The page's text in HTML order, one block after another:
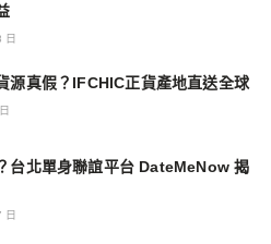
日
源真假？IFCHIC正貨產地直送全球
台北單身聯誼平台 DateMeNow 揭
日